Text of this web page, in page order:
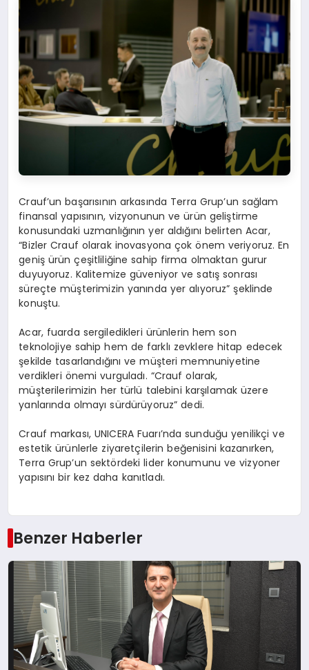
Crauf’un başarısının arkasında Terra Grup’un sağlam
finansal yapısının, vizyonunun ve ürün geliştirme
konusundaki uzmanlığının yer aldığını belirten Acar,
“Bizler Crauf olarak inovasyona çok önem veriyoruz. En
geniş ürün çeşitliliğine sahip firma olmaktan gurur
duyuyoruz. Kalitemize güveniyor ve satış sonrası
süreçte müşterimizin yanında yer alıyoruz” şeklinde
konuştu.
Acar, fuarda sergiledikleri ürünlerin hem son
teknolojiye sahip hem de farklı zevklere hitap edecek
şekilde tasarlandığını ve müşteri memnuniyetine
verdikleri önemi vurguladı. “Crauf olarak,
müşterilerimizin her türlü talebini karşılamak üzere
yanlarında olmayı sürdürüyoruz” dedi.
Crauf markası, UNICERA Fuarı’nda sunduğu yenilikçi ve
estetik ürünlerle ziyaretçilerin beğenisini kazanırken,
Terra Grup’un sektördeki lider konumunu ve vizyoner
yapısını bir kez daha kanıtladı.
Benzer Haberler